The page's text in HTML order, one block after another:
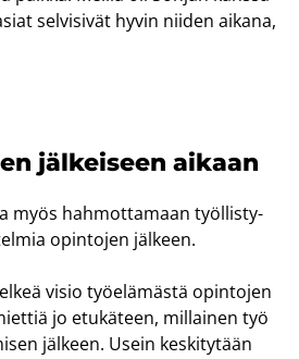
sel­vi­si­vät hyvin nii­den ai­ka­na,
jäl­kei­seen ai­kaan
myös hah­mot­ta­maan työl­lis­ty­
opin­to­jen jäl­keen.
visio työ­elä­mäs­tä opin­to­jen
jo etu­kä­teen, mil­lai­nen työ
jäl­keen. Usein kes­ki­ty­tään